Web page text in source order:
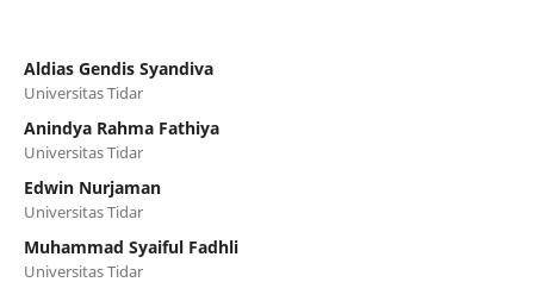
Aldias Gendis Syandiva
Universitas Tidar
Anindya Rahma Fathiya
Universitas Tidar
Edwin Nurjaman
Universitas Tidar
Muhammad Syaiful Fadhli
Universitas Tidar